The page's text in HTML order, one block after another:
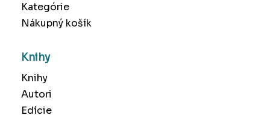
Kategórie
Nákupný košík
Knihy
Knihy
Autori
Edície